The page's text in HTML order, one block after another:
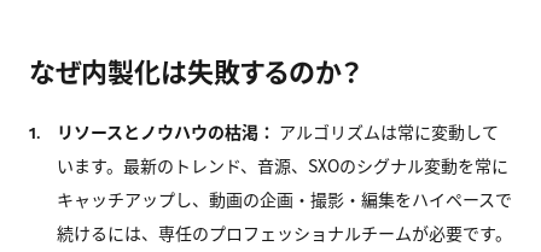
なぜ内製化は失敗するのか？
1. リソースとノウハウの枯渇： アルゴリズムは常に変動して
います。最新のトレンド、音源、SXOのシグナル変動を常に
キャッチアップし、動画の企画・撮影・編集をハイペースで
続けるには、専任のプロフェッショナルチームが必要です。